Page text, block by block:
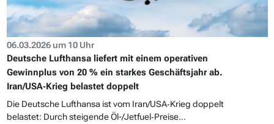
06.03.2026 um 10 Uhr
Deutsche Lufthansa liefert mit einem operativen
Gewinnplus von 20 % ein starkes Geschäftsjahr ab.
Iran/USA‑Krieg belastet doppelt
Die Deutsche Lufthansa ist vom Iran/USA‑Krieg doppelt
belastet: Durch steigende Öl-/Jetfuel‑Preise...